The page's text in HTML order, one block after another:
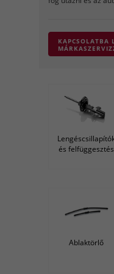
KAPCSOLATBA
és felfüggesztés
Ablaktörlő